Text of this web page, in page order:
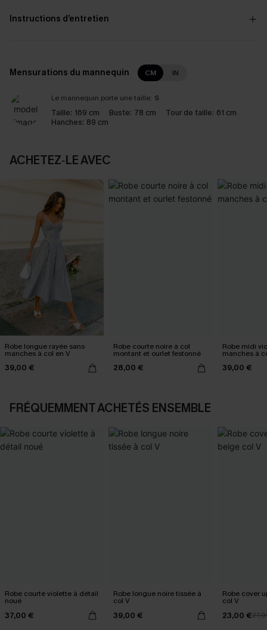
Instructions d’entretien
Mensurations du mannequin CM IN
Le mannequin porte une taille: S
Taille: 169 cm Buste: 78 cm Tour de taille: 61 cm
Hanches: 89 cm
ACHETEZ‑LE AVEC
Robe longue rayée sans
manches à col en V
39,00 €
Robe courte noire à col
montant et ourlet festonné
28,00 €
Robe midi
manches à
39,00 €
FRÉQUEMMENT ACHETÉS ENSEMBLE
Robe courte violette à détail
noué
37,00 €
Robe longue noire tissée à
col V
39,00 €
Robe cover
col V
23,00 €